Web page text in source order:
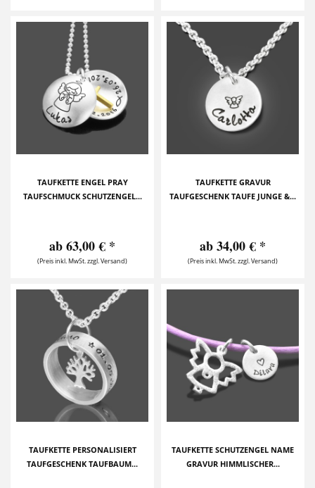
TAUFKETTE ENGEL PRAY
TAUFSCHMUCK SCHUTZENGEL...
ab 63,00 € *
(Preis inkl. MwSt. zzgl. Versand)
TAUFKETTE GRAVUR
TAUFGESCHENK TAUFE JUNGE &...
ab 34,00 € *
(Preis inkl. MwSt. zzgl. Versand)
TAUFKETTE PERSONALISIERT
TAUFGESCHENK TAUFBAUM...
TAUFKETTE SCHUTZENGEL NAME
GRAVUR HIMMLISCHER...